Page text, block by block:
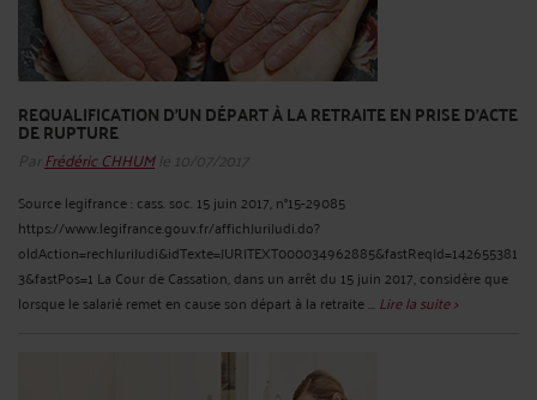
REQUALIFICATION D’UN DÉPART À LA RETRAITE EN PRISE D’ACTE
DE RUPTURE
Par Frédéric CHHUMle 10/07/2017
Source legifrance : cass. soc. 15 juin 2017, n°15-29085
https://www.legifrance.gouv.fr/affichJuriJudi.do?
oldAction=rechJuriJudi&idTexte=JURITEXT000034962885&fastReqId=142655381
3&fastPos=1 La Cour de Cassation, dans un arrêt du 15 juin 2017, considère que
lorsque le salarié remet en cause son départ à la retraite ... Lire la suite >